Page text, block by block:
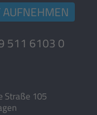
AUFNEHMEN
511 6103 0
Straße 105